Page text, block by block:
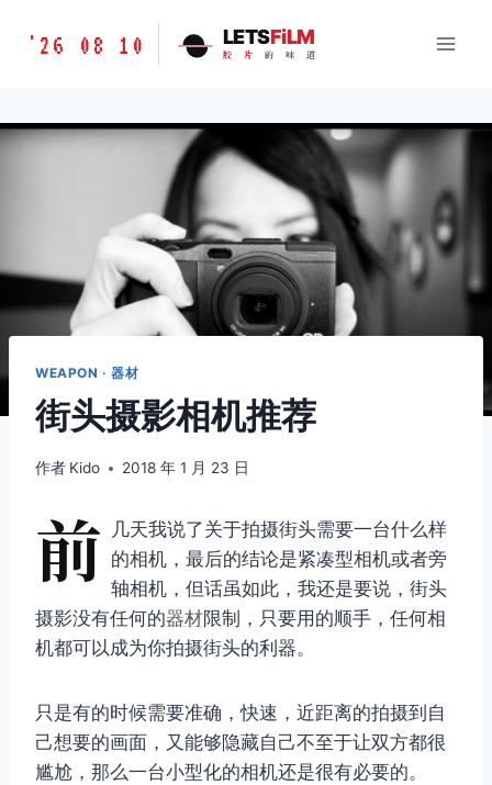
胶
味
'26 08 10 LETSFiLM
胶 片 的 味 道
WEAPON · 器材
街头摄影相机推荐
作者 Kido 2018 年 1 月 23 日
前 几天我说了关于拍摄街头需要一台什么样
的相机，最后的结论是紧凑型相机或者旁
轴相机，但话虽如此，我还是要说，街头
摄影没有任何的器材限制，只要用的顺手，任何相
机都可以成为你拍摄街头的利器。
只是有的时候需要准确，快速，近距离的拍摄到自
己想要的画面，又能够隐藏自己不至于让双方都很
尴尬，那么一台小型化的相机还是很有必要的。